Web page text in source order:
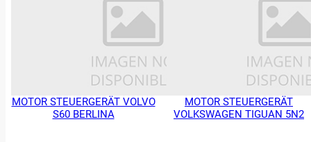
MOTOR STEUERGERÄT VOLVO
S60 BERLINA
MOTOR STEUERGERÄT
VOLKSWAGEN TIGUAN 5N2